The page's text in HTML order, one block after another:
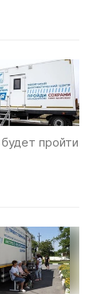
пройти